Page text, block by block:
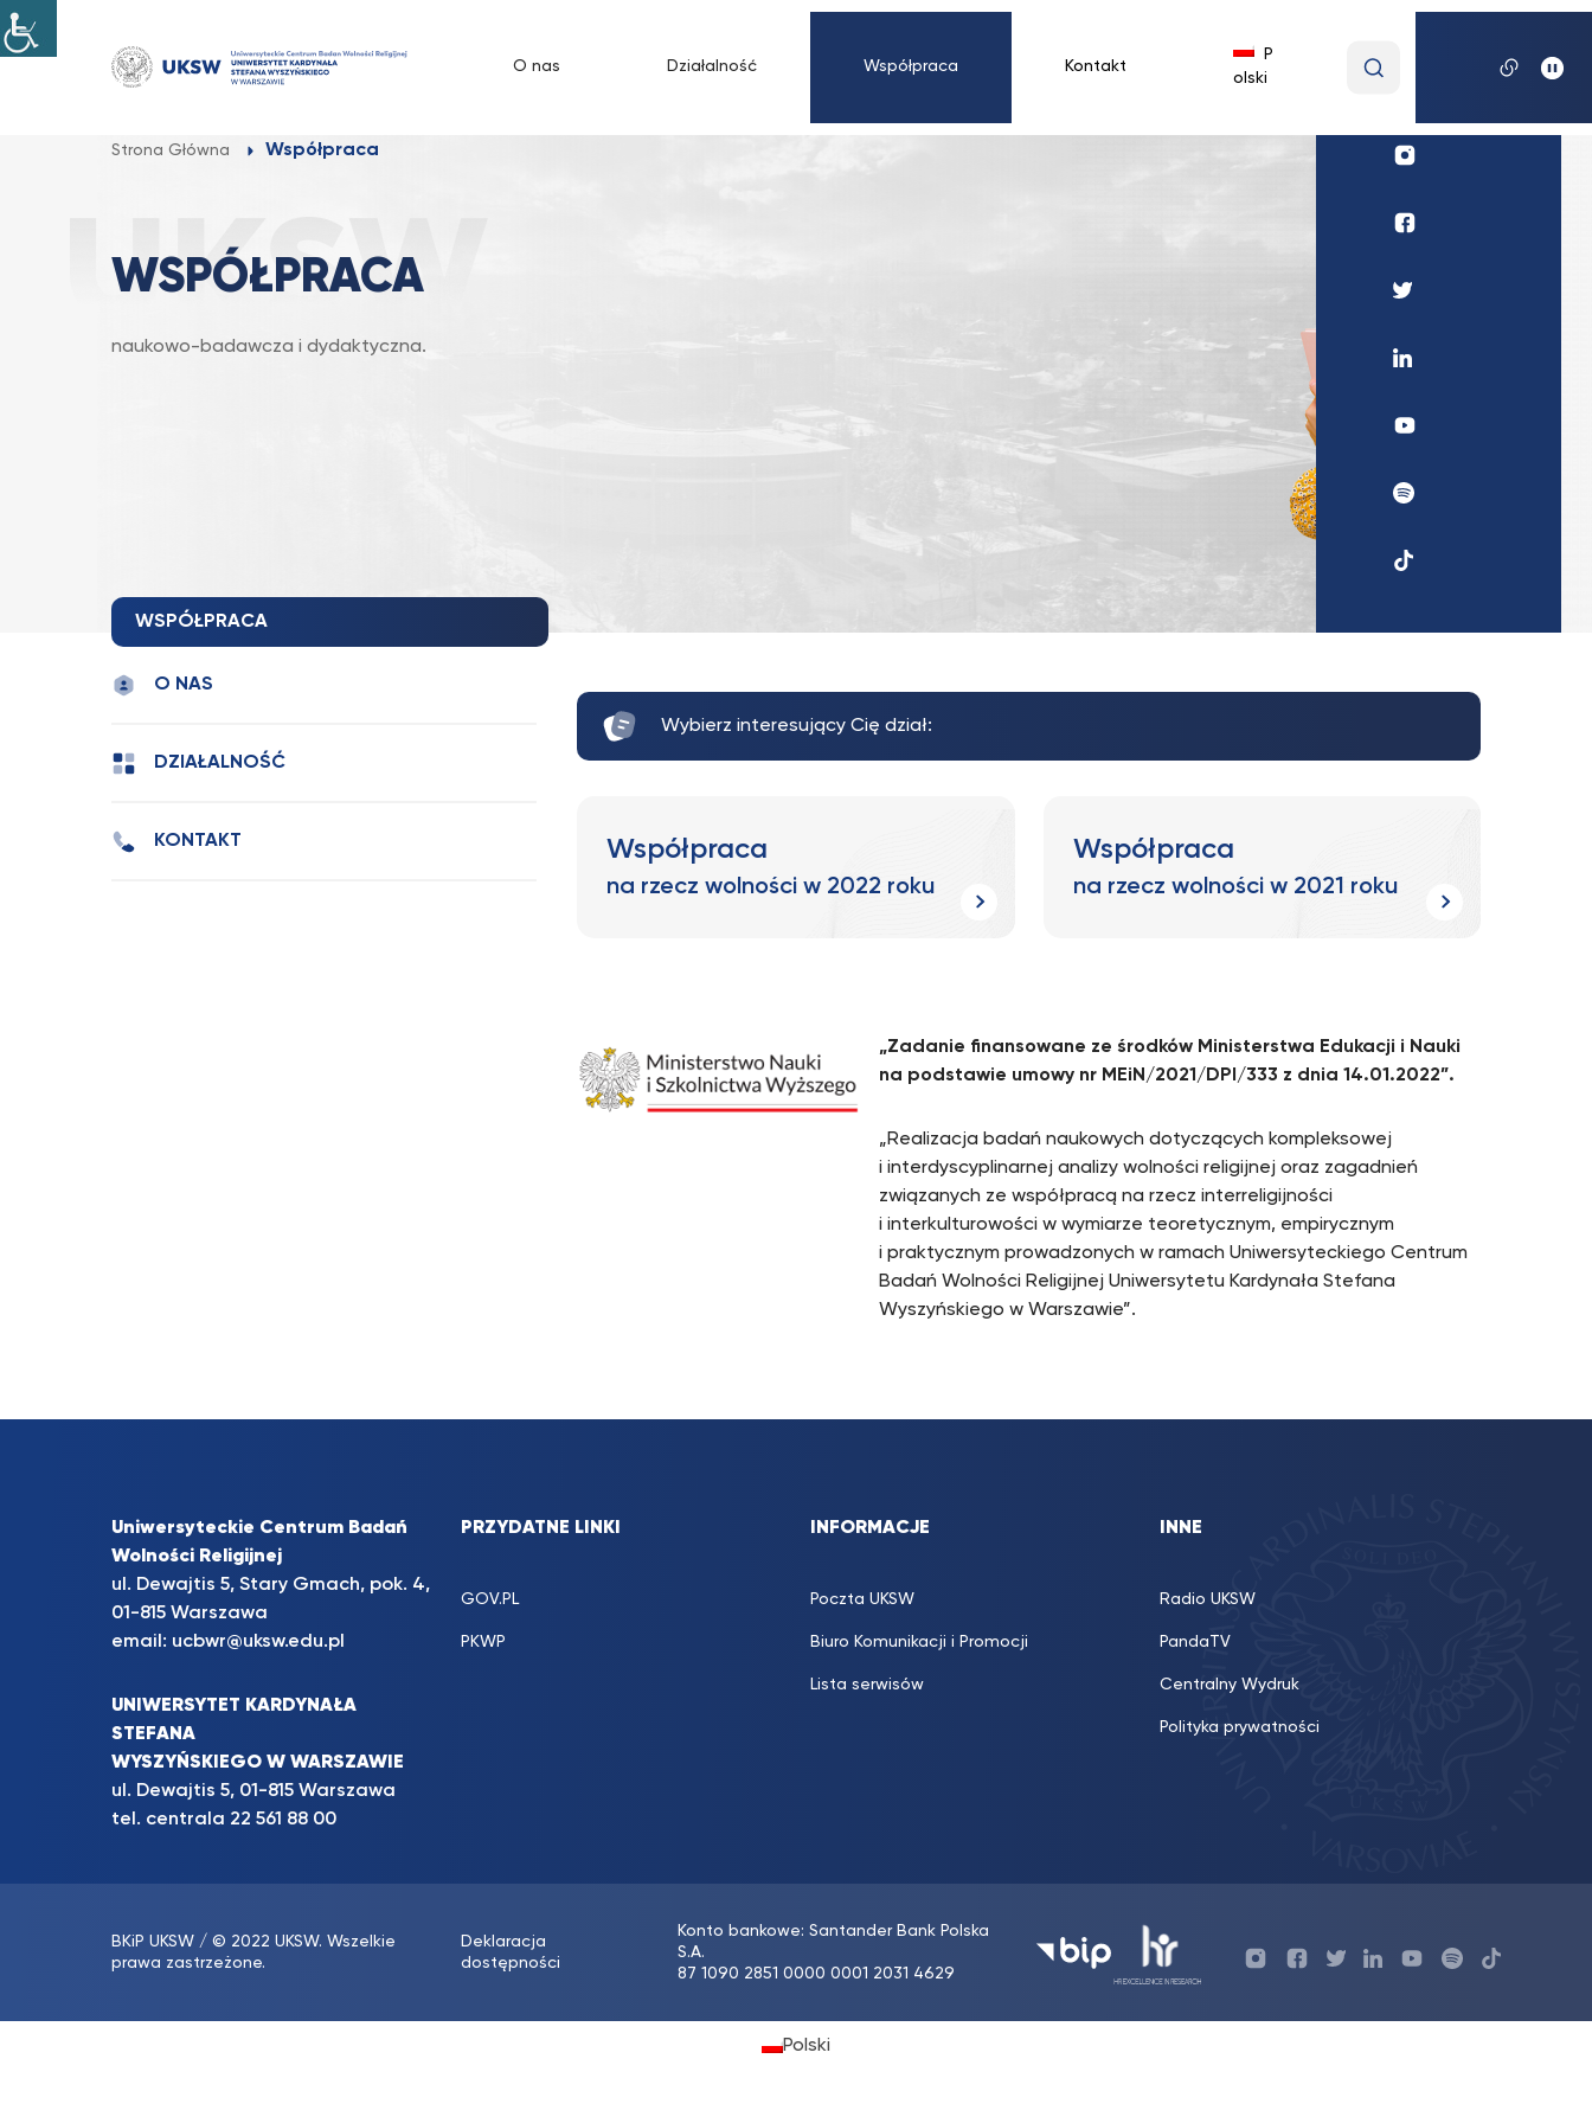
Przejdź
do
O nas Działalność Współpraca Kontakt
P
olski
wyszukiwaną
Strona Główna Współpraca
WSPÓŁPRACA
naukowo-badawcza i dydaktyczna.
Profil
Profil
Profil
Profil
Linkedin
UKSW
UKSW
UKSW
WSPÓŁPRACA
O NAS
DZIAŁALNOŚĆ
KONTAKT
Wybierz interesujący Cię dział:
Współpraca
na rzecz wolności w 2022 roku
Współpraca
na rzecz wolności w 2021 roku
„Zadanie finansowane ze środków Ministerstwa Edukacji i Nauki
na podstawie umowy nr MEiN/2021/DPI/333 z dnia 14.01.2022”.
„Realizacja badań naukowych dotyczących kompleksowej
i interdyscyplinarnej analizy wolności religijnej oraz zagadnień
związanych ze współpracą na rzecz interreligijności
i interkulturowości w wymiarze teoretycznym, empirycznym
i praktycznym prowadzonych w ramach Uniwersyteckiego Centrum
Badań Wolności Religijnej Uniwersytetu Kardynała Stefana
Wyszyńskiego w Warszawie”.
Uniwersyteckie Centrum Badań
Wolności Religijnej
ul. Dewajtis 5, Stary Gmach, pok. 4,
01-815 Warszawa
email: ucbwr@uksw.edu.pl
UNIWERSYTET KARDYNAŁA
STEFANA
WYSZYŃSKIEGO W WARSZAWIE
ul. Dewajtis 5, 01-815 Warszawa
tel. centrala 22 561 88 00
PRZYDATNE LINKI
GOV.PL
PKWP
INFORMACJE
Poczta UKSW
Biuro Komunikacji i Promocji
Lista serwisów
INNE
Radio UKSW
PandaTV
Centralny Wydruk
Polityka prywatności
BKiP UKSW / © 2022 UKSW. Wszelkie
prawa zastrzeżone.
Deklaracja
dostępności
Konto bankowe: Santander Bank Polska
S.A.
87 1090 2851 0000 0001 2031 4629
Profil ProfilProfilProfil UKSWProfilUKSW
Polski